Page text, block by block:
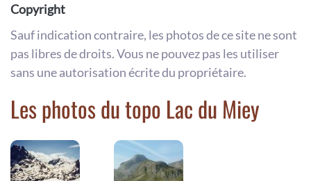
Copyright
Sauf indication contraire, les photos de ce site ne sont
pas libres de droits. Vous ne pouvez pas les utiliser
sans une autorisation écrite du propriétaire.
Les photos du topo Lac du Miey